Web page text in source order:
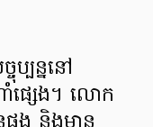
បន្ននៅ
ាំផ្សេង។ លោក